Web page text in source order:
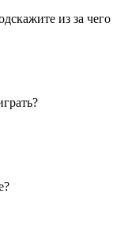
из за чего